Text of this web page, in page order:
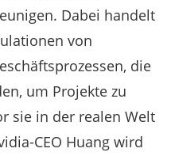
Dabei handelt
von
die
um Projekte zu
sie in der realen Welt
CEO Huang wird